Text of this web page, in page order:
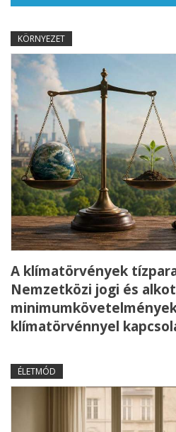
KÖRNYEZET
A klímatörvények
Nemzetközi jogi és
klímatörvénnyel
ÉLETMÓD